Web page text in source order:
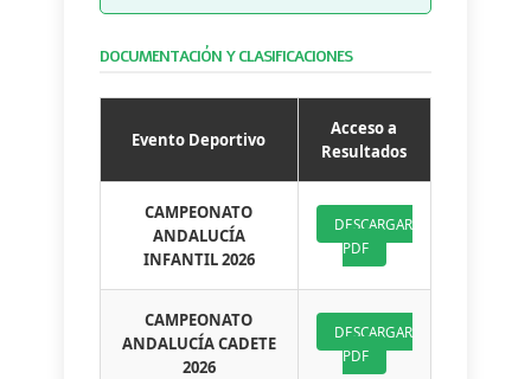
DOCUMENTACIÓN Y CLASIFICACIONES
Evento Deportivo
Acceso a
Resultados
CAMPEONATO
ANDALUCÍA
INFANTIL 2026
DESCARGAR
PDF
CAMPEONATO
ANDALUCÍA CADETE
2026
DESCARGAR
PDF